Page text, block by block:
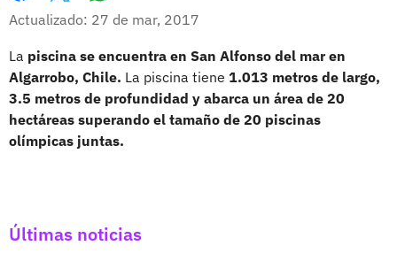
Facebook
X
Actualizado: 27 de mar, 2017
La piscina se encuentra en San Alfonso del mar en
Algarrobo, Chile. La piscina tiene 1.013 metros de largo,
3.5 metros de profundidad y abarca un área de 20
hectáreas superando el tamaño de 20 piscinas
olímpicas juntas.
Últimas noticias